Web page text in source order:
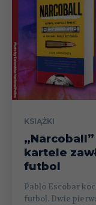
KSIĄŻKI
kartele
futbol
Pablo Escobar
futbol. Dwie